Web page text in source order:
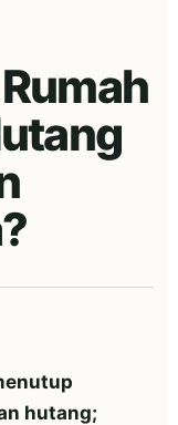
hutang;